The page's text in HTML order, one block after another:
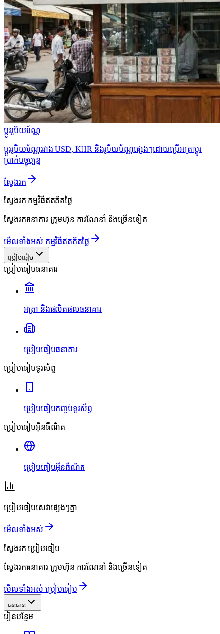
ប្ដូររូបិយប័ណ្ណ
ប្ដូររូបិយប័ណ្ណរវាង USD, KHR និងរូបិយប័ណ្ណផ្សេងៗដោយប្រើអត្រាប្ដូរ
ប្រាក់បច្ចុប្បន្ន
ស្វែងរក
ស្វែងរក កម្មវិធីឥតគិតថ្លៃ
ស្វែងរកធនាគារ ក្រុមហ៊ុន ការណែនាំ និងច្រើនទៀត
មើលទាំងអស់ កម្មវិធីឥតគិតថ្លៃ
ប្រៀបធៀប
ប្រៀបធៀបធនាគារ
អត្រា និងផលិតផលធនាគារ
ប្រៀបធៀបធនាគារ
ប្រៀបធៀបទូរស័ព្ទ
ប្រៀបធៀបកញ្ចប់ទូរស័ព្ទ
ប្រៀបធៀបអ៊ីនធឺណិត
ប្រៀបធៀបអ៊ីនធឺណិត
ប្រៀបធៀបសេវាផ្សេងៗគ្នា
មើលទាំងអស់
ស្វែងរក ប្រៀបធៀប
ស្វែងរកធនាគារ ក្រុមហ៊ុន ការណែនាំ និងច្រើនទៀត
មើលទាំងអស់ ប្រៀបធៀប
ធនធាន
រៀនបន្ថែម